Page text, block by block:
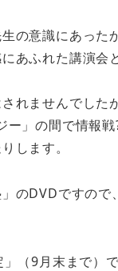
の意識にあっ
あふれた講演会
れませんでし
ー」の間で情報
します。
のDVDですの
（9月末まで）